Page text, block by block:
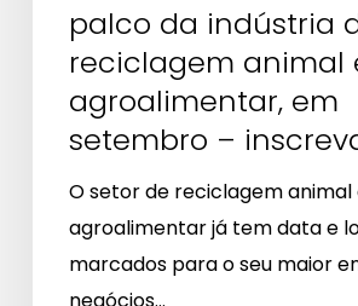
animal
agroalimentar,
setembro
inscreva-
palco da indústria
reciclagem animal
agroalimentar, em
setembro –
O setor de reciclagem animal
agroalimentar já tem data e
marcados para o seu maior